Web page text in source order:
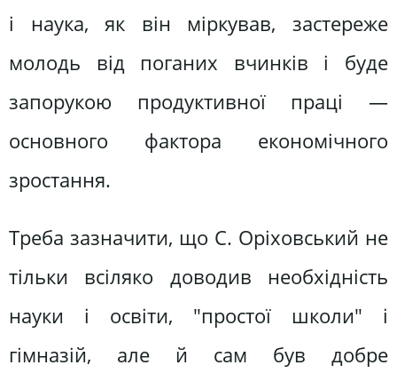
і наука, як він міркував, застереже
молодь від поганих вчинків і буде
запорукою продуктивної праці —
основного фактора економічного
зростання.
Треба зазначити, що С. Оріховський не
тільки всіляко доводив необхідність
науки і освіти, "простої школи" і
гімназій, але й сам був добре